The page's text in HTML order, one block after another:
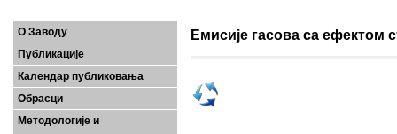
О Заводу
Публикације
Календар публиковања
Обрасци
Методологије и
Емисије гасова са ефектом